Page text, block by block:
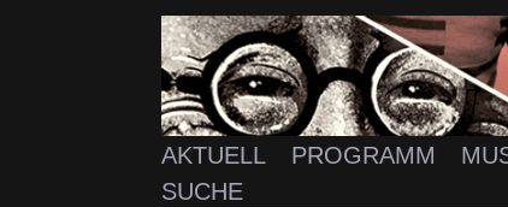
AKTUELL PROGRAMM
SUCHE